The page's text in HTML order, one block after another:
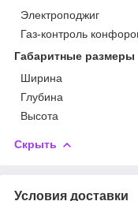
Электроподжиг
Газ-контроль
Габаритные размеры
Ширина
Глубина
Высота
Скрыть
Условия доставки